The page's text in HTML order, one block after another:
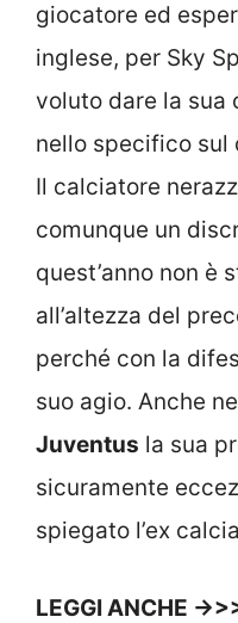
giocatore ed
inglese, per Sky
voluto dare la sua
nello specifico sul
Il calciatore
comunque un
quest’anno non è
all’altezza del
perché con la
suo agio. Anche
Juventus la sua
sicuramente
spiegato l’ex
LEGGI ANCHE -